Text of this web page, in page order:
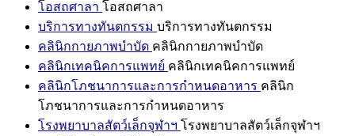
โอสถศาลา โอสถศาลา
บริการทางทันตกรรม บริการทางทันตกรรม
คลินิกกายภาพบำบัด คลินิกกายภาพบำบัด
คลินิกเทคนิคการแพทย์ คลินิกเทคนิคการแพทย์
คลินิกโภชนาการและการกำหนดอาหาร คลินิก
โภชนาการและการกำหนดอาหาร
โรงพยาบาลสัตว์เล็กจุฬาฯ โรงพยาบาลสัตว์เล็กจุฬาฯ